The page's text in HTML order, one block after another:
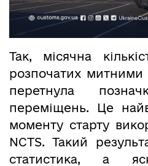
Так, місячна
розпочатих митними
перетнула
переміщень. Це
моменту старту
NCTS. Такий
статистика, а